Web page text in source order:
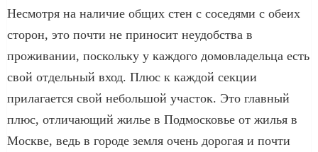
Несмотря на наличие общих стен с соседями с обеих
сторон, это почти не приносит неудобства в
проживании, поскольку у каждого домовладельца есть
свой отдельный вход. Плюс к каждой секции
прилагается свой небольшой участок. Это главный
плюс, отличающий жилье в Подмосковье от жилья в
Москве, ведь в городе земля очень дорогая и почти